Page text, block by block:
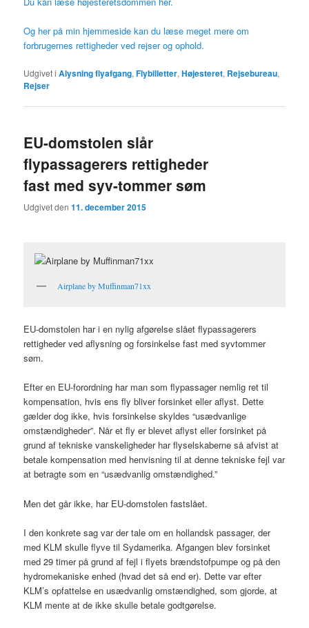
Og her på min hjemmeside kan du læse meget mere om
forbrugernes rettigheder ved rejser og ophold.
Udgivet i Alysning flyafgang,Flybilletter,Højesteret, Rejsebureau,
Rejser
EU-domstolen slår
flypassagerers rettigheder
fast med syv-tommer søm
Udgivet den11. december 2015
Airplane by Muffinman71xx
EU-domstolen har i en nylig afgørelse slået flypassagerers
rettigheder ved aflysning og forsinkelse fast med syvtommer
søm.
Efter en EU-forordning har man som flypassager nemlig ret til
kompensation, hvis ens fly bliver forsinket eller aflyst. Dette
gælder dog ikke, hvis forsinkelse skyldes “usædvanlige
omstændigheder”. Når et fly er blevet aflyst eller forsinket på
grund af tekniske vanskeligheder har flyselskaberne så afvist at
betale kompensation med henvisning til at denne tekniske fejl var
at betragte som en “usædvanlig omstændighed.”
Men det går ikke, har EU-domstolen fastslået.
I den konkrete sag var der tale om en hollandsk passager, der
med KLM skulle flyve til Sydamerika. Afgangen blev forsinket
med 29 timer på grund af fejl i flyets brændstofpumpe og på den
hydromekaniske enhed (hvad det så end er). Dette var efter
KLM’s opfattelse en usædvanlig omstændighed, som gjorde, at
KLM mente at de ikke skulle betale godtgørelse.